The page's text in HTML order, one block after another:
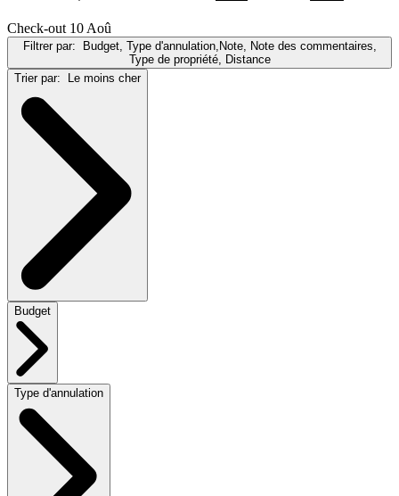
Check-out 10 Aoû
Filtrer par:
Budget, Type d'annulation,Note, Note des commentaires,
Type de propriété, Distance
Trier par:
Le moins cher
Budget
Type d'annulation